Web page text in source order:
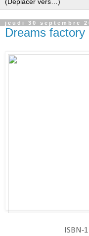
jeudi 30 septembre
Dreams factory
ISBN-